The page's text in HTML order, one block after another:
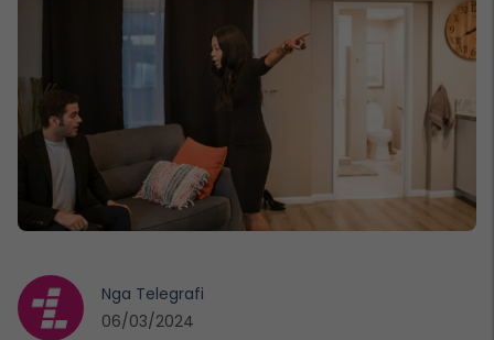
Nga Telegrafi
06/03/2024